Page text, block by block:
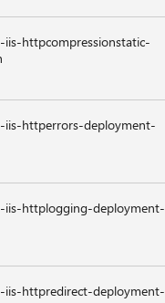
httpcompressionstatic-
iis-httperrors-deployment-
iis-httplogging-deployment-
iis-httpredirect-deployment-